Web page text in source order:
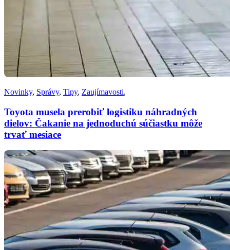
Novinky, Správy, Tipy, Zaujímavosti,
Toyota musela prerobiť logistiku náhradných
dielov: Čakanie na jednoduchú súčiastku môže
trvať mesiace